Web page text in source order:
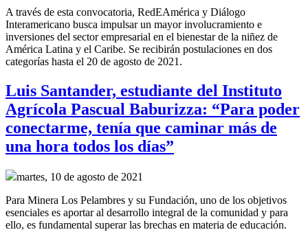
A través de esta convocatoria, RedEAmérica y Diálogo
Interamericano busca impulsar un mayor involucramiento e
inversiones del sector empresarial en el bienestar de la niñez de
América Latina y el Caribe. Se recibirán postulaciones en dos
categorías hasta el 20 de agosto de 2021.
Luis Santander, estudiante del Instituto
Agrícola Pascual Baburizza: “Para poder
conectarme, tenía que caminar más de
una hora todos los días”
martes, 10 de agosto de 2021
Para Minera Los Pelambres y su Fundación, uno de los objetivos
esenciales es aportar al desarrollo integral de la comunidad y para
ello, es fundamental superar las brechas en materia de educación.